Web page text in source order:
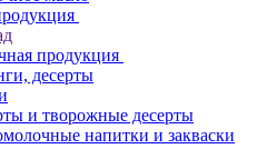
продукция
десерты
и творожные десерты
напитки и закваски